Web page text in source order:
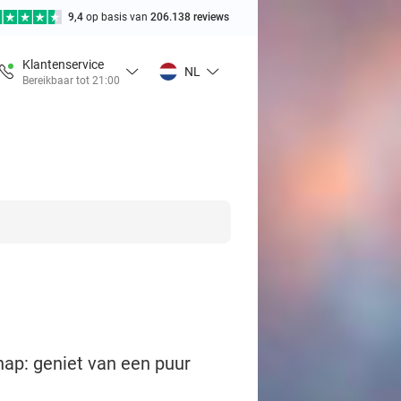
9,4 op basis van 206.138 reviews
Klantenservice
Bereikbaar tot 21:00
NL
geniet van een puur